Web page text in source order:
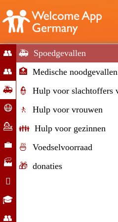
👥
Lancering
👥
Migratie
en
immigratie
🚑
Noodsituaties
😷
Corona
💁
Counseling
💼
Arbeidsmarkt
🏭
Bedrijven

Dagelijks
🎓
Opleidingsmogelijkheden
👥
🚑 Spoedgevallen
🏥 Medische noodgevallen
👮
🚶
Hulp voor vrouwen
👪 Hulp voor gezinnen
🍜
Voedselvoorraad
🎁 donaties